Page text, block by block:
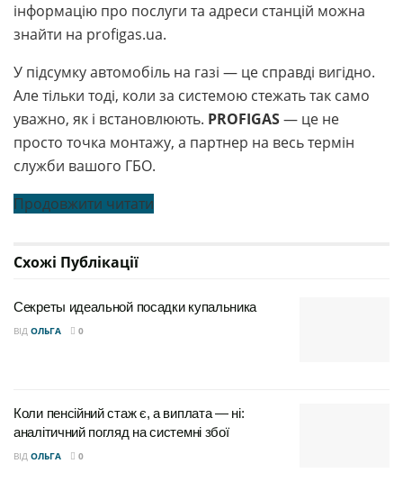
інформацію про послуги та адреси станцій можна
знайти на profigas.ua.
У підсумку автомобіль на газі — це справді вигідно.
Але тільки тоді, коли за системою стежать так само
уважно, як і встановлюють. PROFIGAS— це не
просто точка монтажу, а партнер на весь термін
служби вашого ГБО.
Продовжити читати
Схожі Публікації
Секреты идеальной посадки купальника
ВІД ОЛЬГА 0
Коли пенсійний стаж є, а виплата — ні:
аналітичний погляд на системні збої
ВІД ОЛЬГА 0